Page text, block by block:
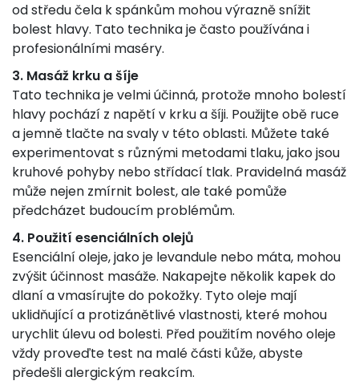
od středu čela k spánkům mohou výrazně snížit
bolest hlavy. Tato technika je často používána i
profesionálními maséry.
3. Masáž krku a šíje
Tato technika je velmi účinná, protože mnoho bolestí
hlavy pochází z napětí v krku a šíji. Použijte obě ruce
a jemně tlačte na svaly v této oblasti. Můžete také
experimentovat s různými metodami tlaku, jako jsou
kruhové pohyby nebo střídací tlak. Pravidelná masáž
může nejen zmírnit bolest, ale také pomůže
předcházet budoucím problémům.
4. Použití esenciálních olejů
Esenciální oleje, jako je levandule nebo máta, mohou
zvýšit účinnost masáže. Nakapejte několik kapek do
dlaní a vmasírujte do pokožky. Tyto oleje mají
uklidňující a protizánětlivé vlastnosti, které mohou
urychlit úlevu od bolesti. Před použitím nového oleje
vždy proveďte test na malé části kůže, abyste
předešli alergickým reakcím.